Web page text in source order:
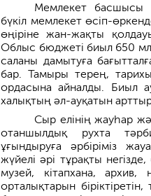
Мемлекет басшысы
бүкіл мемлекет өсіп-
өңіріне жан-жақты
Облыс бюджеті биыл 650
саланы дамытуға
бар. Тамыры терең,
ордасына айналды. Биыл
халықтың әл-ауқатын
Сыр елінің жауһар
отаншылдық рухта
ұғындыруға әрбіріміз
жүйелі әрі тұрақты
музей, кітапхана,
орталықтарын